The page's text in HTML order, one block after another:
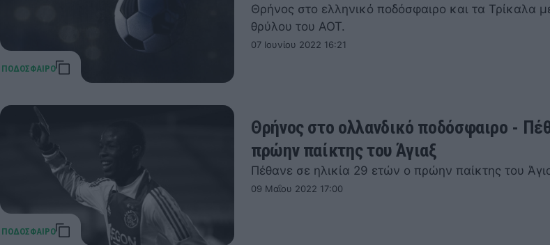
Θρήνος στο ελληνικό ποδόσφαιρο και τα Τρίκαλα
θρύλου του ΑΟΤ.
07 Ιουνίου 2022 16:21
Θρήνος στο ολλανδικό ποδόσφαιρο -
πρώην παίκτης του Άγιαξ
Πέθανε σε ηλικία 29 ετών ο πρώην παίκτης του
09 Μαΐου 2022 17:00